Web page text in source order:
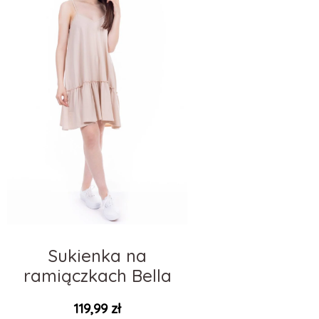
Sukienka na
ramiączkach Bella
119,99zł